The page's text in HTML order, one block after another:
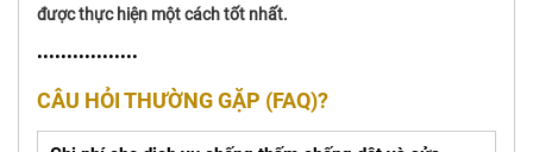
được thực hiện một cách tốt nhất.
•••••••••••••••••
CÂU HỎI THƯỜNG GẶP (FAQ)?